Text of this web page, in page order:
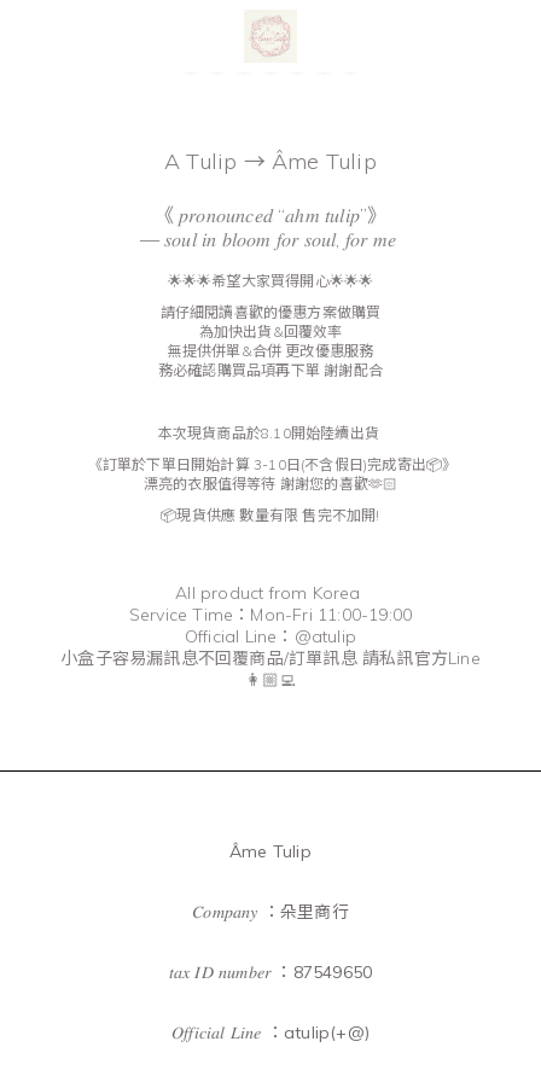
A Tulip → Âme Tulip
《 𝑝𝑟𝑜𝑛𝑜𝑢𝑛𝑐𝑒𝑑 “𝑎ℎ𝑚 𝑡𝑢𝑙𝑖𝑝”》
— 𝑠𝑜𝑢𝑙 𝑖𝑛 𝑏𝑙𝑜𝑜𝑚 𝑓𝑜𝑟 𝑠𝑜𝑢𝑙, 𝑓𝑜𝑟 𝑚𝑒
🌟🌟🌟希望大家買得開心🌟🌟🌟
請仔細閱讀喜歡的優惠方案做購買
為加快出貨&回覆效率
無提供併單&合併 更改優惠服務
務必確認購買品項再下單 謝謝配合
本次現貨商品於8.10開始陸續出貨
《訂單於下單日開始計算 3-10日(不含假日)完成寄出📦》
漂亮的衣服值得等待 謝謝您的喜歡🫶🏻
📦現貨供應 數量有限 售完不加開!
All product from Korea
Service Time：Mon-Fri 11:00-19:00
Official Line：@atulip
小盒子容易漏訊息不回覆商品/訂單訊息 請私訊官方Line
👩🏼‍💻
Âme Tulip
𝐶𝑜𝑚𝑝𝑎𝑛𝑦 ：朵里商行
𝑡𝑎𝑥 𝐼𝐷 𝑛𝑢𝑚𝑏𝑒𝑟 ：87549650
𝑂𝑓𝑓𝑖𝑐𝑖𝑎𝑙 𝐿𝑖𝑛𝑒 ：atulip(+@)